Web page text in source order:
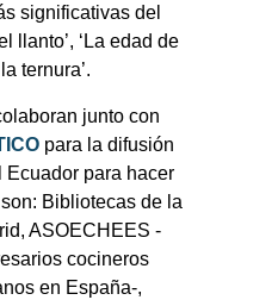
significativas del
llanto’, ‘La edad de
ternura’.
junto con
para la difusión
Ecuador para hacer
Bibliotecas de la
ASOECHEES -
cocineros
en España-,